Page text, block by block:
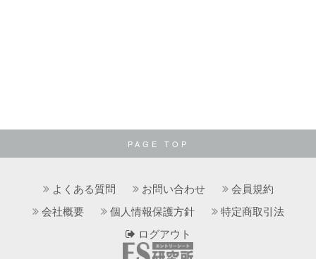
PAGE TOP
よくある質問 お問い合わせ
会員規約
会社概要
個人情報保護方針
特定商取引法
ログアウト